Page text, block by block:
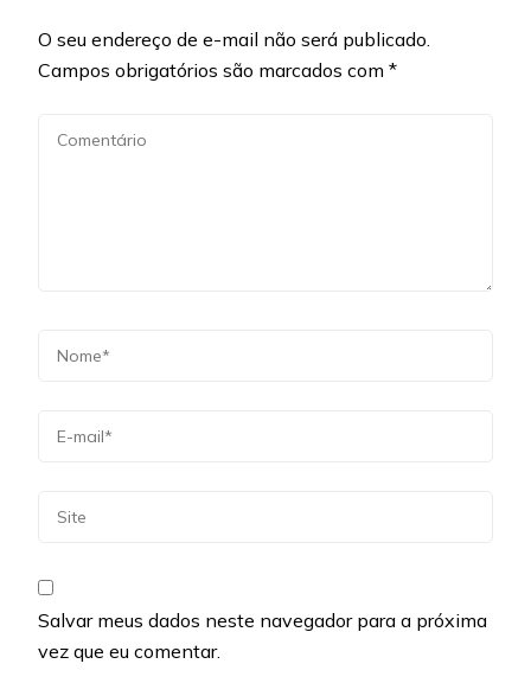
O seu endereço de e-mail não será publicado.
Campos obrigatórios são marcados com *
Salvar meus dados neste navegador para a próxima
vez que eu comentar.